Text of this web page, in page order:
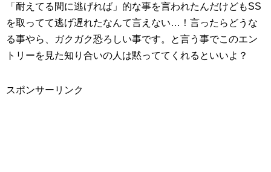
「耐えてる間に逃げれば」的な事を言われたんだけどもSS
を取ってて逃げ遅れたなんて言えない…！言ったらどうな
る事やら、ガクガク恐ろしい事です。と言う事でこのエン
トリーを見た知り合いの人は黙っててくれるといいよ？
スポンサーリンク